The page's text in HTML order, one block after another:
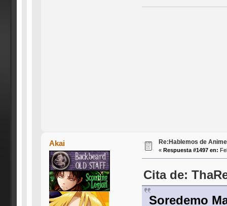
Akai Re:Hablemos de
« Respuesta #1497 en:
Cita de:
Soredemo